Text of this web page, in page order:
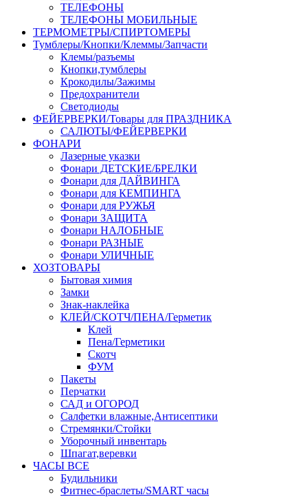
ТЕЛЕФОНЫ
ТЕЛЕФОНЫ МОБИЛЬНЫЕ
ТЕРМОМЕТРЫ/СПИРТОМЕРЫ
Тумблеры/Кнопки/Клеммы/Запчасти
Клемы/разъемы
Кнопки,тумблеры
Крокодилы/Зажимы
Предохранители
Светодиоды
ФЕЙЕРВЕРКИ/Товары для ПРАЗДНИКА
САЛЮТЫ/ФЕЙЕРВЕРКИ
ФОНАРИ
Лазерные указки
Фонари ДЕТСКИЕ/БРЕЛКИ
Фонари для ДАЙВИНГА
Фонари для КЕМПИНГА
Фонари для РУЖЬЯ
Фонари ЗАЩИТА
Фонари НАЛОБНЫЕ
Фонари РАЗНЫЕ
Фонари УЛИЧНЫЕ
ХОЗТОВАРЫ
Бытовая химия
Замки
Знак-наклейка
КЛЕЙ/СКОТЧ/ПЕНА/Герметик
Клей
Пена/Герметики
Скотч
ФУМ
Пакеты
Перчатки
САД и ОГОРОД
Салфетки влажные,Антисептики
Стремянки/Стойки
Уборочный инвентарь
Шпагат,веревки
ЧАСЫ ВСЕ
Будильники
Фитнес-браслеты/SMART часы